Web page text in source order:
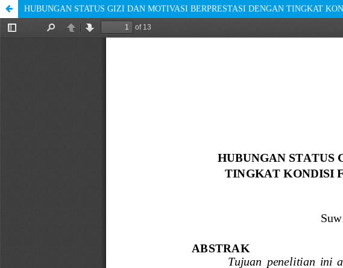
HUBUNGAN STATUS GIZI DAN MOTIVASI BERPRESTASI DENGAN TINGKAT